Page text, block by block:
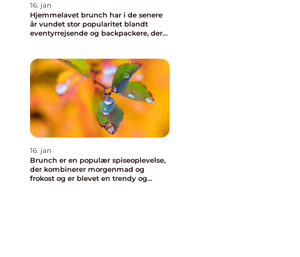
16. jan
Hjemmelavet brunch har i de senere
år vundet stor popularitet blandt
eventyrrejsende og backpackere, der
skulle forlade deres indkvartering
16. jan
Brunch er en populær spiseoplevelse,
der kombinerer morgenmad og
frokost og er blevet en trendy og